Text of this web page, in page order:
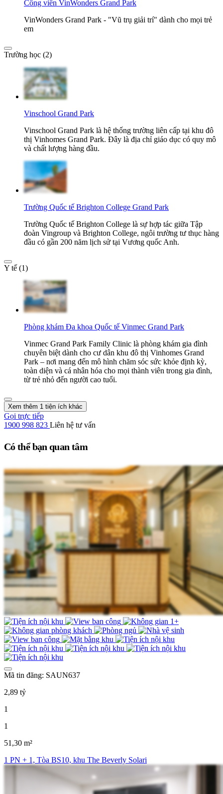
Công viên VinWonders Grand Park
VinWonders Grand Park - "Vũ trụ giải trí" dành cho mọi trẻ
em
Trường học (2)
Vinschool Grand Park
Vinschool Grand Park là hệ thống trường liên cấp tại khu đô
thị Vinhomes Grand Park. Đây là địa chỉ giáo dục có quy mô
và chất lượng hàng đầu.
Trường Quốc tế Brighton College Grand Park
Trường Quốc tế Brighton College là sự hợp tác giữa Tập
đoàn Vingroup và Brighton College, ngôi trường tư thục hàng
đầu có gần 200 năm lịch sử tại Vương quốc Anh.
Y tế (1)
Phòng khám Đa khoa Quốc tế Vinmec Grand Park
Vinmec Grand Park Family Clinic là phòng khám gia đình
chuyên biệt dành cho cư dân khu đô thị Vinhomes Grand
Park – nơi mang đến mô hình chăm sóc sức khỏe định kỳ,
toàn diện và cá nhân hóa cho mọi thành viên trong gia đình,
từ trẻ nhỏ đến người cao tuổi.
Xem thêm 1 tiện ích khác
Gọi trực tiếp
1900 998 823 Liên hệ tư vấn
Có thể bạn quan tâm
Mã tin đăng: SAUN637
2,89 tỷ
1
1
51,30 m²
1 PN + 1, Tòa BS10, khu The Beverly Solari